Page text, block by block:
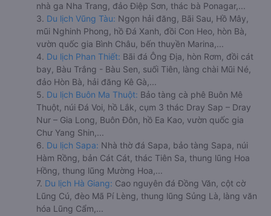
nhà ga Nha Trang, đảo Điệp Sơn, thác bà Ponagar,...
3. Du lịch Vũng Tàu: Ngọn hải đăng, Bãi Sau, Hồ Mây,
mũi Nghinh Phong, hồ Đá Xanh, đồi Con Heo, hòn Bà,
vườn quốc gia Bình Châu, bến thuyền Marina,...
4. Du lịch Phan Thiết: Bãi đá Ông Địa, hòn Rơm, đồi cát
bay, Bàu Trắng - Bàu Sen, suối Tiên, làng chài Mũi Né,
đảo Hòn Bà, hải đăng Kê Gà,...
5. Du lịch Buôn Ma Thuột: Bảo tàng cà phê Buôn Mê
Thuột, núi Đá Voi, hồ Lắk, cụm 3 thác Dray Sap – Dray
Nur – Gia Long, Buôn Đôn, hồ Ea Kao, vườn quốc gia
Chư Yang Shin,...
6. Du lịch Sapa: Nhà thờ đá Sapa, bảo tàng Sapa, núi
Hàm Rồng, bản Cát Cát, thác Tiên Sa, thung lũng Hoa
Hồng, thung lũng Mường Hoa,...
7. Du lịch Hà Giang: Cao nguyên đá Đồng Văn, cột cờ
Lũng Cú, đèo Mã Pí Lèng, thung lũng Sủng Là, làng văn
hóa Lũng Cẩm,...